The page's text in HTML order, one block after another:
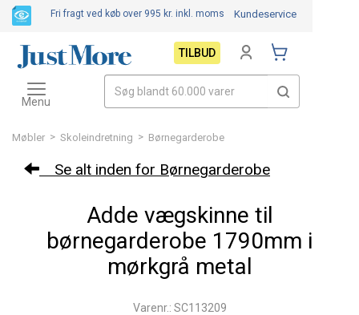
Møbler > Skoleindretning > Børnegarderobe
Se alt inden for Børnegarderobe
Adde vægskinne til
børnegarderobe 1790mm i
mørkgrå metal
Varenr.: SC113209
Fri fragt ved køb over 995 kr. inkl. moms Kundeservice
TILBUD
Toggle
navigation
Menu